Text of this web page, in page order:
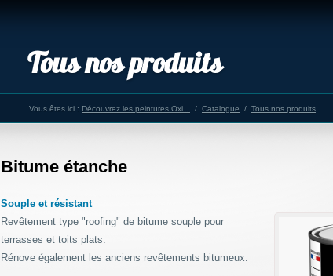
Tous nos produits
Vous êtes ici : Découvrez les peintures Oxi... / Catalogue / Tous nos produits
Bitume étanche
Souple et résistant
Revêtement type "roofing" de bitume souple pour
terrasses et toits plats.
Rénove également les anciens revêtements bitumeux.